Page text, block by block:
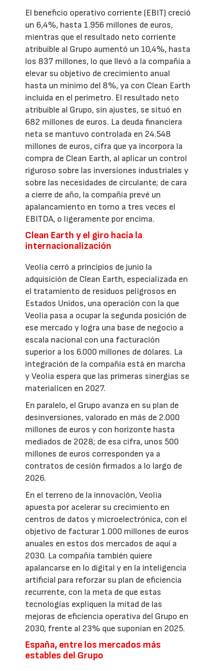
El beneficio operativo corriente (EBIT) creció
un 6,4%, hasta 1.956 millones de euros,
mientras que el resultado neto corriente
atribuible al Grupo aumentó un 10,4%, hasta
los 837 millones, lo que llevó a la compañía a
elevar su objetivo de crecimiento anual
hasta un mínimo del 8%, ya con Clean Earth
incluida en el perímetro. El resultado neto
atribuible al Grupo, sin ajustes, se situó en
682 millones de euros. La deuda financiera
neta se mantuvo controlada en 24.548
millones de euros, cifra que ya incorpora la
compra de Clean Earth, al aplicar un control
riguroso sobre las inversiones industriales y
sobre las necesidades de circulante; de cara
a cierre de año, la compañía prevé un
apalancamiento en torno a tres veces el
EBITDA, o ligeramente por encima.
Clean Earth y el giro hacia la
internacionalización
Veolia cerró a principios de junio la
adquisición de Clean Earth, especializada en
el tratamiento de residuos peligrosos en
Estados Unidos, una operación con la que
Veolia pasa a ocupar la segunda posición de
ese mercado y logra una base de negocio a
escala nacional con una facturación
superior a los 6.000 millones de dólares. La
integración de la compañía está en marcha
y Veolia espera que las primeras sinergias se
materialicen en 2027.
En paralelo, el Grupo avanza en su plan de
desinversiones, valorado en más de 2.000
millones de euros y con horizonte hasta
mediados de 2028; de esa cifra, unos 500
millones de euros corresponden ya a
contratos de cesión firmados a lo largo de
2026.
En el terreno de la innovación, Veolia
apuesta por acelerar su crecimiento en
centros de datos y microelectrónica, con el
objetivo de facturar 1.000 millones de euros
anuales en estos dos mercados de aquí a
2030. La compañía también quiere
apalancarse en lo digital y en la inteligencia
artificial para reforzar su plan de eficiencia
recurrente, con la meta de que estas
tecnologías expliquen la mitad de las
mejoras de eficiencia operativa del Grupo en
2030, frente al 23% que suponían en 2025.
España, entre los mercados más
estables del Grupo